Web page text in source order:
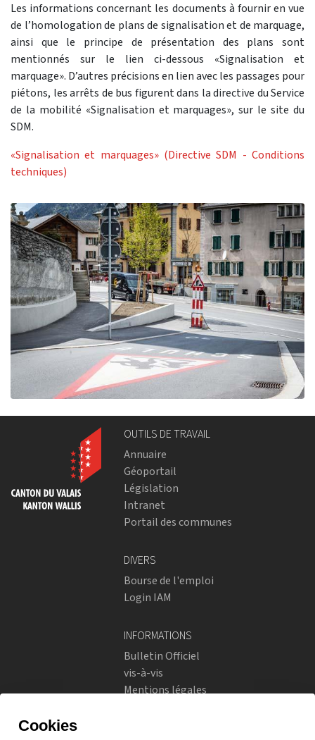
Les informations concernant les documents à fournir en vue
de l’homologation de plans de signalisation et de marquage,
ainsi que le principe de présentation des plans sont
mentionnés sur le lien ci-dessous «Signalisation et
marquage». D’autres précisions en lien avec les passages pour
piétons, les arrêts de bus figurent dans la directive du Service
de la mobilité «Signalisation et marquages», sur le site du
SDM.
«Signalisation et marquages» (Directive SDM - Conditions
techniques)
OUTILS DE TRAVAIL
Annuaire
Géoportail
Législation
Intranet
Portail des communes
DIVERS
Bourse de l'emploi
Login IAM
INFORMATIONS
Bulletin Officiel
vis-à-vis
Mentions légales